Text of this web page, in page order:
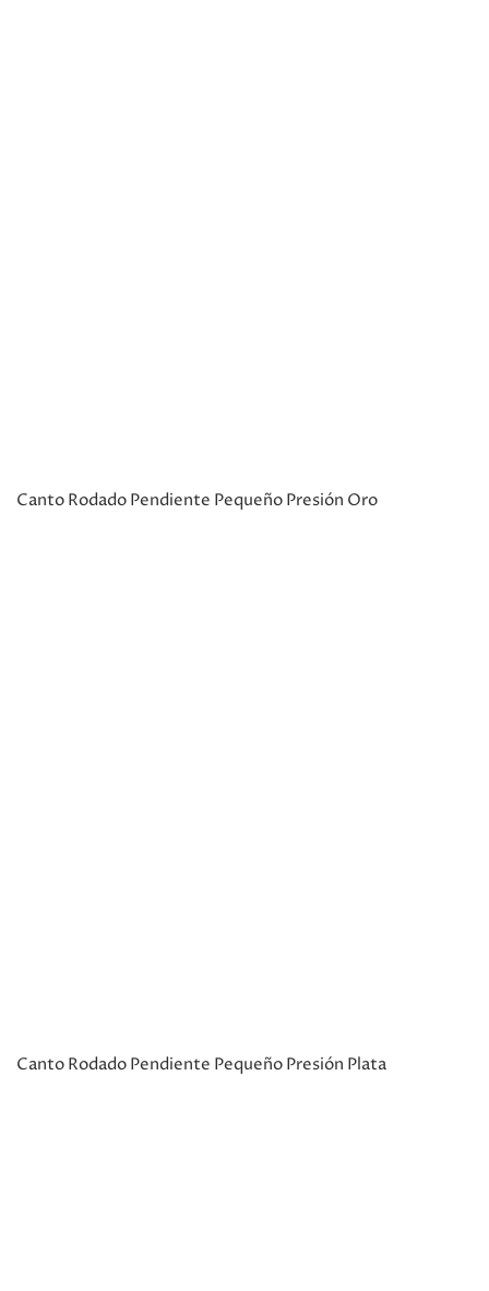
Canto Rodado Pendiente Pequeño Presión Oro
Canto Rodado Pendiente Pequeño Presión Plata